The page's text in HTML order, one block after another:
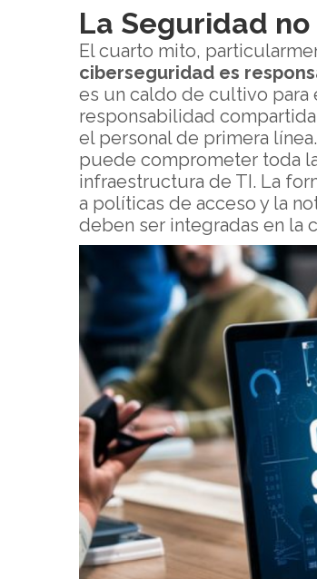
La Seguridad
El cuarto mito,
ciberseguridad es
es un caldo de cultivo para
responsabilidad
el personal de primera
puede comprometer toda
infraestructura de TI. La
a políticas de acceso y la
deben ser integradas en la